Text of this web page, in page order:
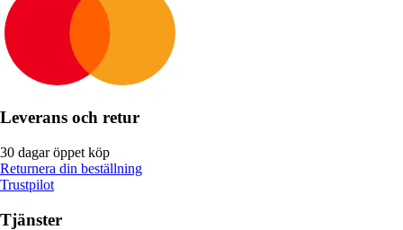
Leverans och retur
30 dagar öppet köp
Returnera din beställning
Trustpilot
Tjänster